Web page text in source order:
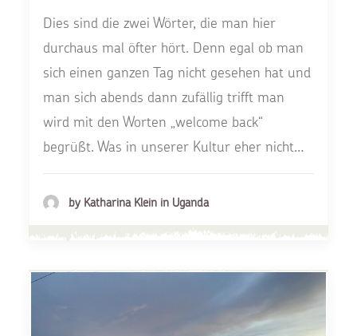
Dies sind die zwei Wörter, die man hier
durchaus mal öfter hört. Denn egal ob man
sich einen ganzen Tag nicht gesehen hat und
man sich abends dann zufällig trifft man
wird mit den Worten „welcome back“
begrüßt. Was in unserer Kultur eher nicht…
by Katharina Klein in Uganda